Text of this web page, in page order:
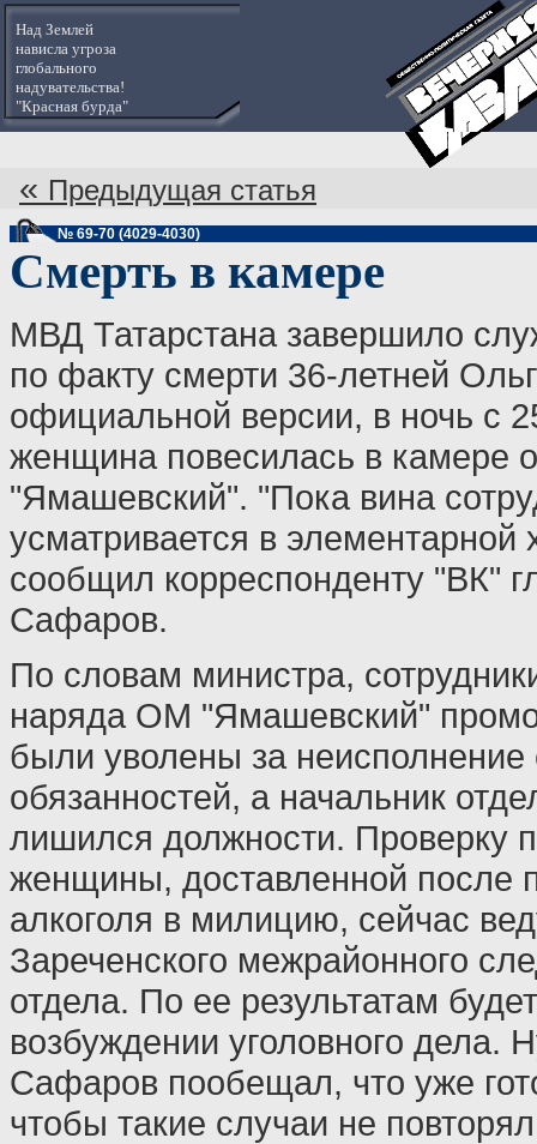
Над Землей
нависла угроза
глобального
надувательства!
"Красная бурда"
« Предыдущая статья
№ 69-70 (4029-4030)
Смерть в камере
МВД Татарстана завершило
по факту смерти 36-летней
официальной версии, в ночь с
женщина повесилась в камере
"Ямашевский". "Пока вина
усматривается в элементарной
сообщил корреспонденту "ВК"
Сафаров.
По словам министра,
наряда ОМ "Ямашевский"
были уволены за
обязанностей, а начальник
лишился должности. Проверку
женщины, доставленной после
алкоголя в милицию, сейчас
Зареченского межрайонного
отдела. По ее результатам
возбуждении уголовного дела.
Сафаров пообещал, что уже
чтобы такие случаи не